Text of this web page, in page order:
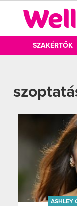
SZAKÉRTŐK
ASHLEY